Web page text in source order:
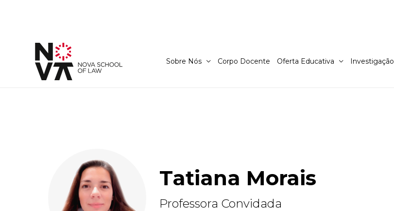
Sobre Nós Corpo Docente Oferta Educativa Investigação
Tatiana Morais
Professora Convidada